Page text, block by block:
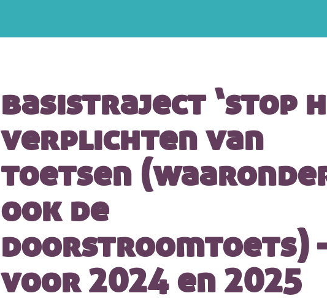
basistraject ‘stop
verplichten van
toetsen
ook de
doorstroomtoets)
voor 2024 en 2025